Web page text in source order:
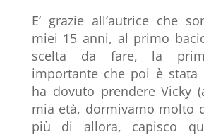
E’ grazie all’autrice che
miei 15 anni, al primo
scelta da fare, la
importante che poi è stata
ha dovuto prendere Vicky
mia età, dormivamo molto
più di allora, capisco